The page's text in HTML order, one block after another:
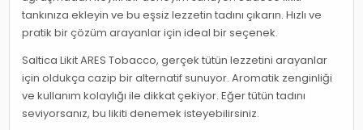
tankınıza ekleyin ve bu eşsiz lezzetin tadını çıkarın. Hızlı ve
pratik bir çözüm arayanlar için ideal bir seçenek.
Saltica Likit ARES Tobacco, gerçek tütün lezzetini arayanlar
için oldukça cazip bir alternatif sunuyor. Aromatik zenginliği
ve kullanım kolaylığı ile dikkat çekiyor. Eğer tütün tadını
seviyorsanız, bu likiti denemek isteyebilirsiniz.